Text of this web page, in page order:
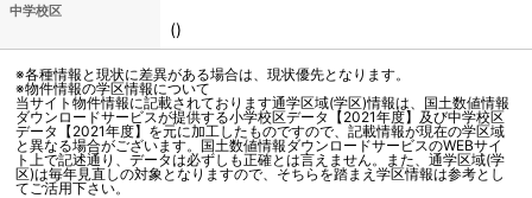
中学校区
()
※各種情報と現状に差異がある場合は、現状優先となります。
※物件情報の学区情報について
当サイト物件情報に記載されております通学区域(学区)情報は、国土数値情報
ダウンロードサービスが提供する小学校区データ【2021年度】及び中学校区
データ【2021年度】を元に加工したものですので、記載情報が現在の学区域
と異なる場合がございます。国土数値情報ダウンロードサービスのWEBサイ
ト上で記述通り、データは必ずしも正確とは言えません。また、通学区域(学
区)は毎年見直しの対象となりますので、そちらを踏まえ学区情報は参考とし
てご活用下さい。